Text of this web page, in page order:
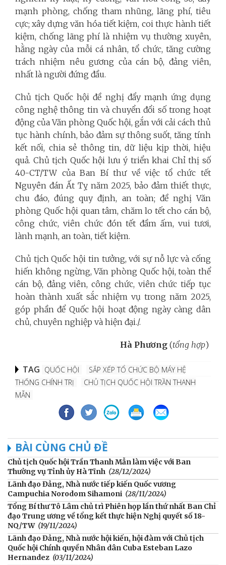
mạnh phòng, chống tham nhũng, lãng phí, tiêu
cực; xây dựng văn hóa tiết kiệm, coi thực hành tiết
kiệm, chống lãng phí là nhiệm vụ thường xuyên,
hằng ngày của mỗi cá nhân, tổ chức, tăng cường
trách nhiệm nêu gương của cán bộ, đảng viên,
nhất là người đứng đầu.
Chủ tịch Quốc hội đề nghị đẩy mạnh ứng dụng
công nghệ thông tin và chuyển đổi số trong hoạt
động của Văn phòng Quốc hội, gắn với cải cách thủ
tục hành chính, bảo đảm sự thông suốt, tăng tính
kết nối, chia sẻ thông tin, dữ liệu kịp thời, hiệu
quả. Chủ tịch Quốc hội lưu ý triển khai Chỉ thị số
40-CT/TW của Ban Bí thư về việc tổ chức tết
Nguyên đán Ất Tỵ năm 2025, bảo đảm thiết thực,
chu đáo, đúng quy định, an toàn; đề nghị Văn
phòng Quốc hội quan tâm, chăm lo tết cho cán bộ,
công chức, viên chức đón tết đầm ấm, vui tươi,
lành mạnh, an toàn, tiết kiệm.
Chủ tịch Quốc hội tin tưởng, với sự nỗ lực và cống
hiến không ngừng, Văn phòng Quốc hội, toàn thể
cán bộ, đảng viên, công chức, viên chức tiếp tục
hoàn thành xuất sắc nhiệm vụ trong năm 2025,
góp phần để Quốc hội hoạt động ngày càng dân
chủ, chuyên nghiệp và hiện đại./.
Hà Phương (tổng hợp)
TAG QUỐC HỘI
SẮP XẾP TỔ CHỨC BỘ MÁY HỆ
THỐNG CHÍNH TRỊ
CHỦ TỊCH QUỐC HỘI TRẦN THANH
MẪN
BÀI CÙNG CHỦ ĐỀ
Chủ tịch Quốc hội Trần Thanh Mẫn làm việc với Ban
Thường vụ Tỉnh ủy Hà Tĩnh (28/12/2024)
Lãnh đạo Đảng, Nhà nước tiếp kiến Quốc vương
Campuchia Norodom Sihamoni (28/11/2024)
Tổng Bí thư Tô Lâm chủ trì Phiên họp lần thứ nhất Ban Chỉ
đạo Trung ương về tổng kết thực hiện Nghị quyết số 18-
NQ/TW (19/11/2024)
Lãnh đạo Đảng, Nhà nước hội kiến, hội đàm với Chủ tịch
Quốc hội Chính quyền Nhân dân Cuba Esteban Lazo
Hernandez (03/11/2024)